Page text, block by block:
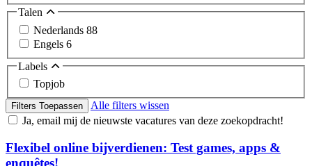
Talen
Nederlands 88
Engels 6
Labels
Topjob
Filters Toepassen
Alle filters wissen
Ja, email mij de nieuwste vacatures van deze zoekopdracht!
Flexibel online bijverdienen: Test games, apps &
enquêtes!